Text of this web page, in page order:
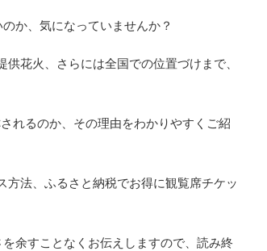
か、気になっていませんか？
花火、さらには全国での位置づけまで、
れるのか、その理由をわかりやすくご紹
法、ふるさと納税でお得に観覧席チケッ
余すことなくお伝えしますので、読み終